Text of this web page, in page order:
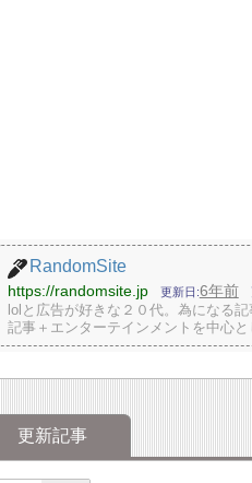
RandomSite
https://randomsite.jp 更新日 6年前
lolと広告が好きな２０代。為になる
記事＋エンターテインメントを中心と
更新記事